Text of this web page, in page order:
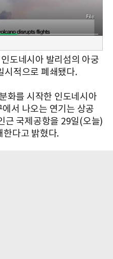
도네시아 발리섬의 아궁
시적으로 폐쇄됐다.
화를 시작한 인도네시아
서 나오는 연기는 상공
근 국제공항을 29일(오늘)
한다고 밝혔다.